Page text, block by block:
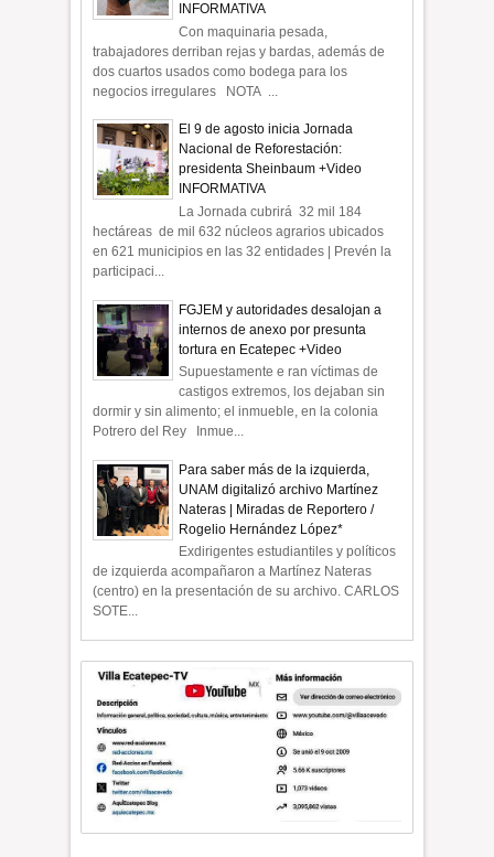
INFORMATIVA
Con maquinaria pesada,
trabajadores derriban rejas y bardas, además de
dos cuartos usados como bodega para los
negocios irregulares NOTA ...
El 9 de agosto inicia Jornada
Nacional de Reforestación:
presidenta Sheinbaum +Video
INFORMATIVA
La Jornada cubrirá 32 mil 184
hectáreas de mil 632 núcleos agrarios ubicados
en 621 municipios en las 32 entidades | Prevén la
participaci...
FGJEM y autoridades desalojan a
internos de anexo por presunta
tortura en Ecatepec +Video
Supuestamente e ran víctimas de
castigos extremos, los dejaban sin
dormir y sin alimento; el inmueble, en la colonia
Potrero del Rey Inmue...
Para saber más de la izquierda,
UNAM digitalizó archivo Martínez
Nateras | Miradas de Reportero /
Rogelio Hernández López*
Exdirigentes estudiantiles y políticos
de izquierda acompañaron a Martínez Nateras
(centro) en la presentación de su archivo. CARLOS
SOTE...